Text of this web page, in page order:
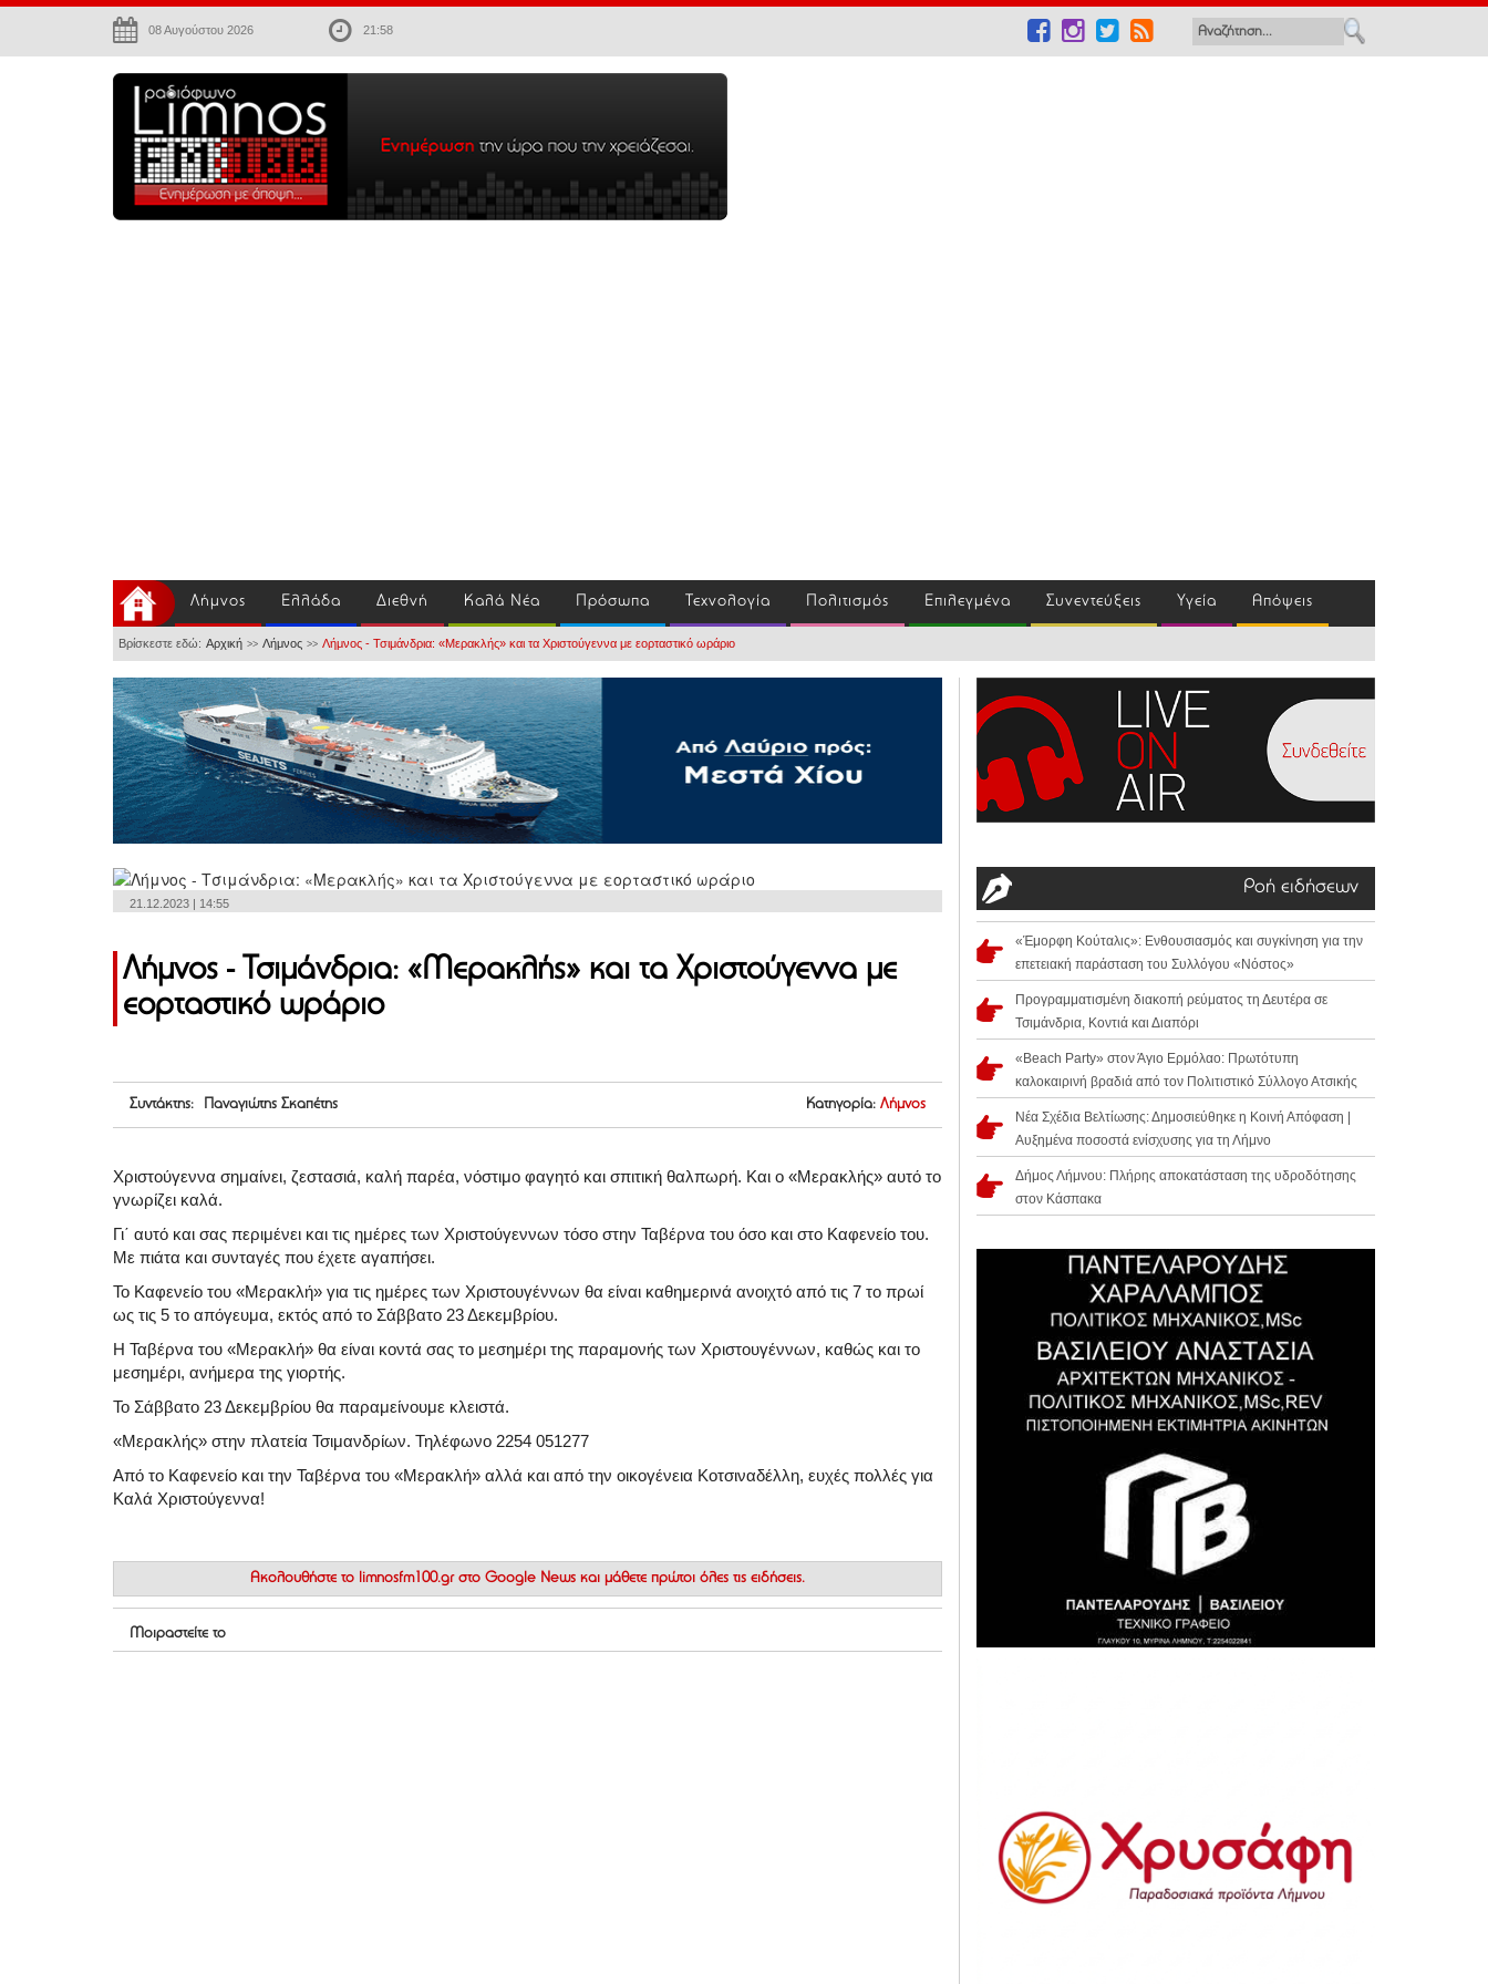
08 Αυγούστου 2026 21:58
Λήμνος Ελλάδα Διεθνή Καλά Νέα Πρόσωπα Τεχνολογία Πολιτισμός Επιλεγμένα Συνεντεύξεις Υγεία Απόψεις
Βρίσκεστε εδώ: Αρχική >> Λήμνος >> Λήμνος - Τσιμάνδρια: «Μερακλής» και τα Χριστούγεννα με εορταστικό ωράριο
21.12.2023 | 14:55
Λήμνος - Τσιμάνδρια: «Μερακλής» και τα Χριστούγεννα με
εορταστικό ωράριο
Συντάκτης: Παναγιώτης Σκαπέτης Κατηγορία: Λήμνος
Χριστούγεννα σημαίνει, ζεστασιά, καλή παρέα, νόστιμο φαγητό και σπιτική θαλπωρή. Και ο «Μερακλής» αυτό το
γνωρίζει καλά.
Γι΄ αυτό και σας περιμένει και τις ημέρες των Χριστούγεννων τόσο στην Ταβέρνα του όσο και στο Καφενείο του.
Με πιάτα και συνταγές που έχετε αγαπήσει.
Το Καφενείο του «Μερακλή» για τις ημέρες των Χριστουγέννων θα είναι καθημερινά ανοιχτό από τις 7 το πρωί
ως τις 5 το απόγευμα, εκτός από το Σάββατο 23 Δεκεμβρίου.
Η Ταβέρνα του «Μερακλή» θα είναι κοντά σας το μεσημέρι της παραμονής των Χριστουγέννων, καθώς και το
μεσημέρι, ανήμερα της γιορτής.
Το Σάββατο 23 Δεκεμβρίου θα παραμείνουμε κλειστά.
«Μερακλής» στην πλατεία Τσιμανδρίων. Τηλέφωνο 2254 051277
Από το Καφενείο και την Ταβέρνα του «Μερακλή» αλλά και από την οικογένεια Κοτσιναδέλλη, ευχές πολλές για
Καλά Χριστούγεννα!
Ακολουθήστε το limnosfm100.gr στο Google News και μάθετε πρώτοι όλες τις ειδήσεις.
Μοιραστείτε το
Ροή ειδήσεων
«Έμορφη Κούταλις»: Ενθουσιασμός και συγκίνηση για την
επετειακή παράσταση του Συλλόγου «Νόστος»
Προγραμματισμένη διακοπή ρεύματος τη Δευτέρα σε
Τσιμάνδρια, Κοντιά και Διαπόρι
«Beach Party» στον Άγιο Ερμόλαο: Πρωτότυπη
καλοκαιρινή βραδιά από τον Πολιτιστικό Σύλλογο Ατσικής
Νέα Σχέδια Βελτίωσης: Δημοσιεύθηκε η Κοινή Απόφαση |
Αυξημένα ποσοστά ενίσχυσης για τη Λήμνο
Δήμος Λήμνου: Πλήρης αποκατάσταση της υδροδότησης
στον Κάσπακα